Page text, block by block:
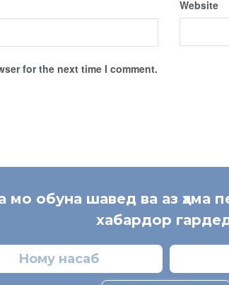
Website
for the next time I comment.
мо обуна шавед ва аз ҳама
хабардор